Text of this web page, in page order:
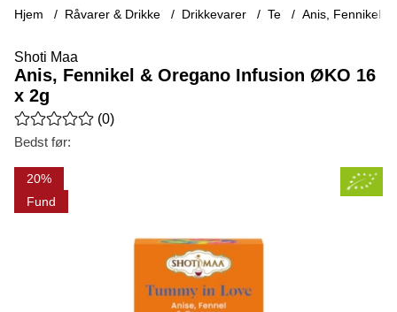
Hjem Råvarer & Drikke Drikkevarer Te Anis, Fennikel
Shoti Maa
Anis, Fennikel & Oregano Infusion ØKO 16
x 2g
Gennemsnitlig vurdering 0 ud af 5 Antal vurderinger 0
(0)
Bedst før:
20
Fund
Produktbilleder Anis, Fennikel & Oregano Infusion ØKO 16 x 2g